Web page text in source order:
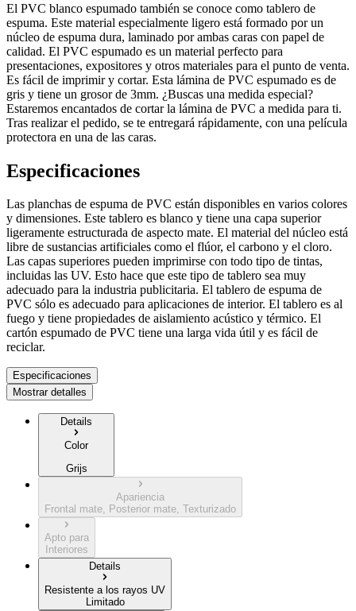
El PVC blanco espumado también se conoce como tablero de
espuma. Este material especialmente ligero está formado por un
núcleo de espuma dura, laminado por ambas caras con papel de
calidad. El PVC espumado es un material perfecto para
presentaciones, expositores y otros materiales para el punto de venta.
Es fácil de imprimir y cortar. Esta lámina de PVC espumado es de
gris y tiene un grosor de 3mm. ¿Buscas una medida especial?
Estaremos encantados de cortar la lámina de PVC a medida para ti.
Tras realizar el pedido, se te entregará rápidamente, con una película
protectora en una de las caras.
Especificaciones
Las planchas de espuma de PVC están disponibles en varios colores
y dimensiones. Este tablero es blanco y tiene una capa superior
ligeramente estructurada de aspecto mate. El material del núcleo está
libre de sustancias artificiales como el flúor, el carbono y el cloro.
Las capas superiores pueden imprimirse con todo tipo de tintas,
incluidas las UV. Esto hace que este tipo de tablero sea muy
adecuado para la industria publicitaria. El tablero de espuma de
PVC sólo es adecuado para aplicaciones de interior. El tablero es al
fuego y tiene propiedades de aislamiento acústico y térmico. El
cartón espumado de PVC tiene una larga vida útil y es fácil de
reciclar.
Especificaciones
Mostrar detalles
Details
Color
Grijs
Apariencia
Frontal mate, Posterior mate, Texturizado
Apto para
Interiores
Details
Resistente a los rayos UV
Limitado